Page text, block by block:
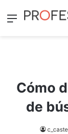
Menú
Cómo
de